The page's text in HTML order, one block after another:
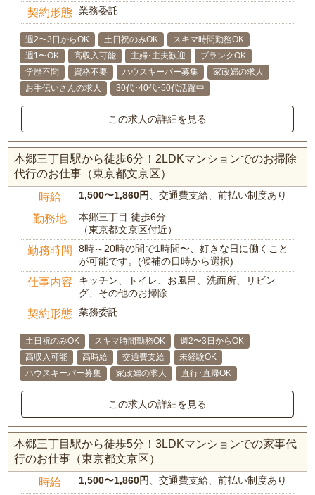
契約形態 業務委託
週2〜3日からOK 土日祝のみOK
スキマ時間勤務OK
週1〜OK
高収入可能 主婦･主夫歓迎
ブランクOK
学歴不問
資格不要 ハウスキーパー募集
家政婦の求人
お手伝いさんの求人
30代･40代･50代活躍中
この求人の詳細を見る
本郷三丁目駅から徒歩6分！2LDKマンションでのお掃除
代行のお仕事（東京都文京区）
時給 1,500〜1,860円 、交通費支給、前払い制度あり
勤務地
本郷三丁目 徒歩6分
（東京都文京区付近）
勤務時間
8時～20時の間で1時間〜、好きな日に働くこと
が可能です。(候補の日時から選択)
仕事内容
キッチン、トイレ、お風呂、洗面所、リビン
グ、その他のお掃除
契約形態 業務委託
土日祝のみOK スキマ時間勤務OK
週2〜3日からOK
高収入可能
高時給 交通費支給
未経験OK
ハウスキーパー募集
家政婦の求人 直行･直帰OK
この求人の詳細を見る
本郷三丁目駅から徒歩5分！3LDKマンションでの家事代
行のお仕事（東京都文京区）
時給 1,500〜1,860円 、交通費支給、前払い制度あり